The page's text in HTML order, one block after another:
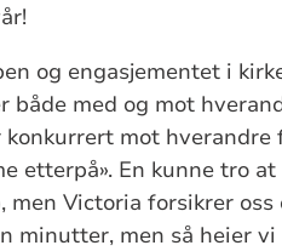
og engasjementet i
både med og mot
mot
etterpå». En kunne tro
Victoria forsikrer
minutter, men så heier